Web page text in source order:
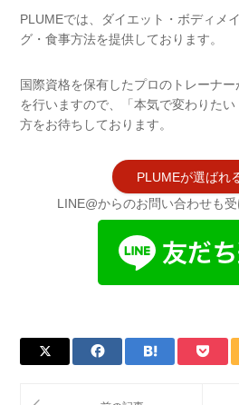
PLUMEでは、ダイエット・ボディメ
グ・食事方法を提供しております。
国際資格を保有したプロのトレーナ
を行いますので、「本気で変わりた
方をお待ちしております。
PLUMEが選ばれ
LINE@からのお問い合わせも